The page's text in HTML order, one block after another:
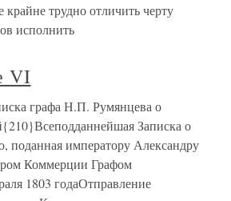
крайне трудно отличить черту
исполнить
VI
графа Н.П. Румянцева о
Записка о
поданная императору Александру
Коммерции Графом
1803 годаОтправление